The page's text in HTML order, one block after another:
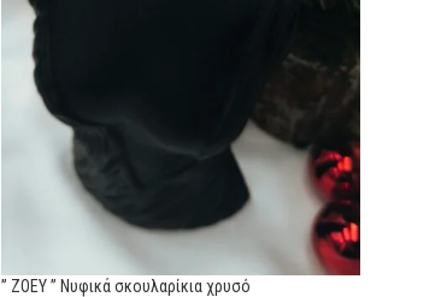
” ZOEY ” Νυφικά σκουλαρίκια χρυσό